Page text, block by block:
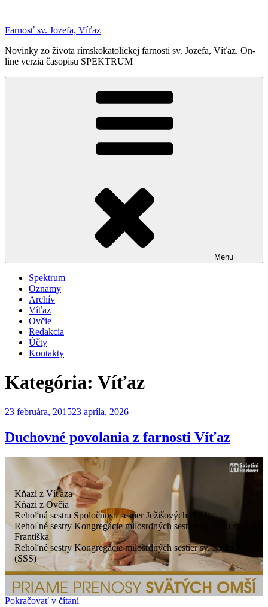
obsah
Farnosť sv. Jozefa, Víťaz
Novinky zo života rímskokatolíckej farnosti sv. Jozefa, Víťaz. On-
line verzia časopisu SPEKTRUM
Menu
Spektrum
Oznamy
Archív
Víťaz
Ovčie
Redakcia
Účty
Kontakty
Kategória: Víťaz
Publikované
23 februára, 201523 apríla, 2026
Duchovné povolania z farnosti Víťaz
Kňazi z Víťaza
Kňazi z Ovčia
Rehoľná sestra Spoločnosti sestier Ježišových (SSJ)
Rehoľné sestry Kongregácie milosrdných sestier III. rádu sv.
Františka
Rehoľné sestry Kongregácie milosrdných sestier sv. Kríža
(SSS)
Pokračovať v čítaní„Duchovné